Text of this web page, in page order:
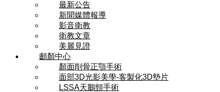
最新公告
新聞媒體報導
影音衛教
衛教文章
美麗見證
顱顏中心
顏面削骨正顎手術
面部3D光影美學-客製化3D墊片
LSSA天鵝頸手術